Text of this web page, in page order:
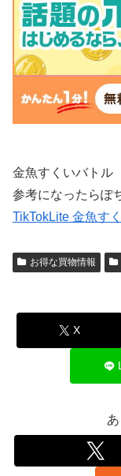
金魚すくいバトル
参考になったらぽ
TikTokLite 金魚す
お得な買物情報
X